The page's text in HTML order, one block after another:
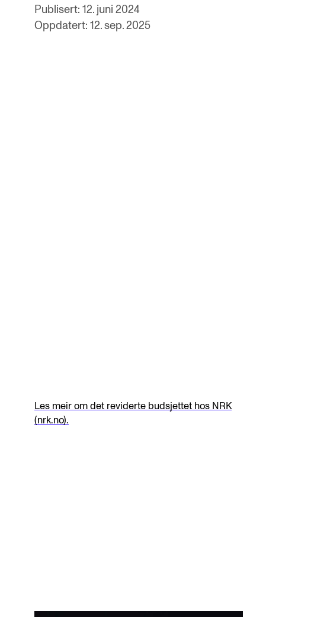
Publisert: 12. juni 2024
Oppdatert: 12. sep. 2025
Les meir om det reviderte budsjettet hos NRK
(nrk.no).